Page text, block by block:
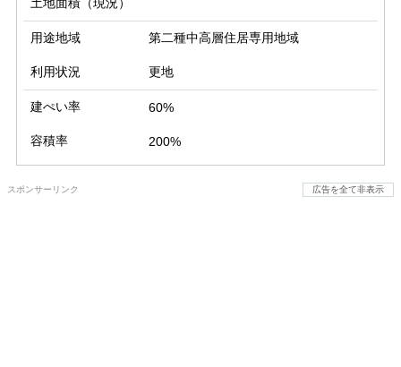
用途地域 第二種中高層住居専用地域
利用状況 更地
建ぺい率 60%
容積率 200%
スポンサーリンク 広告を全て非表示